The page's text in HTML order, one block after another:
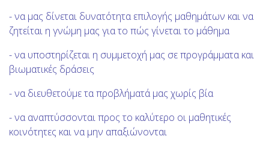
- να μας δίνεται δυνατότητα επιλογής μαθημάτων και να
ζητείται η γνώμη μας για το πώς γίνεται το μάθημα
- να υποστηρίζεται η συμμετοχή μας σε προγράμματα και
βιωματικές δράσεις
- να διευθετούμε τα προβλήματά μας χωρίς βία
- να αναπτύσσονται προς το καλύτερο οι μαθητικές
κοινότητες και να μην απαξιώνονται